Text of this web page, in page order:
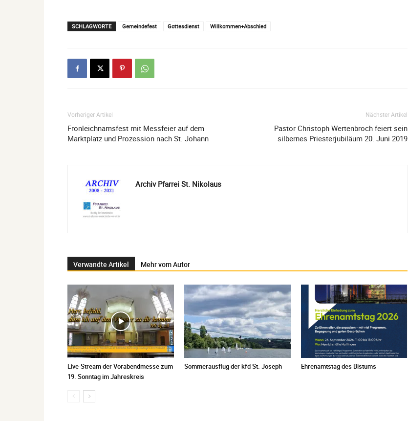
SCHLAGWORTE Gemeindefest Gottesdienst Willkommen+Abschied
Vorheriger Artikel
Fronleichnamsfest mit Messfeier auf dem
Marktplatz und Prozession nach St. Johann
Nächster Artikel
Pastor Christoph Wertenbroch feiert sein
silbernes Priesterjubiläum 20. Juni 2019
Archiv Pfarrei St. Nikolaus
Verwandte Artikel Mehr vom Autor
Live-Stream der Vorabendmesse zum
19. Sonntag im Jahreskreis
Sommerausflug der kfd St. Joseph Ehrenamtstag des Bistums